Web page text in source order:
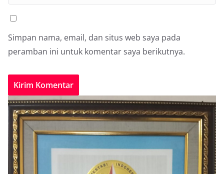
Simpan nama, email, dan situs web saya pada
peramban ini untuk komentar saya berikutnya.